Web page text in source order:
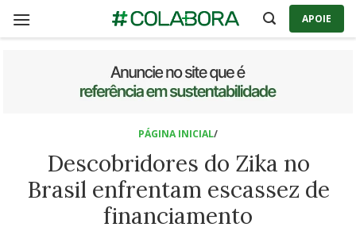
APOIE
PÁGINA INICIAL/
Descobridores do Zika no
Brasil enfrentam escassez de
financiamento